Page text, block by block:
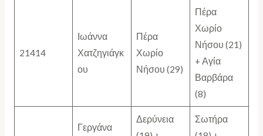
21414
Ιωάννα
Χατζηγιάγκ
ου
Πέρα
Χωρίο
Νήσου (29)
Πέρα
Χωρίο
Νήσου (21)
+ Αγία
Βαρβάρα
(8)
Γεργάνα
Δερύνεια
Σωτήρα